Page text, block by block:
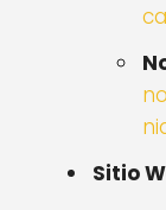
Sitio